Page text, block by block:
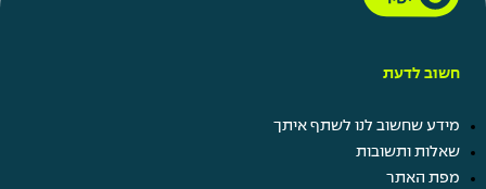
חשוב לדעת
מידע שחשוב לנו לשתף איתך
שאלות ותשובות
מפת האתר